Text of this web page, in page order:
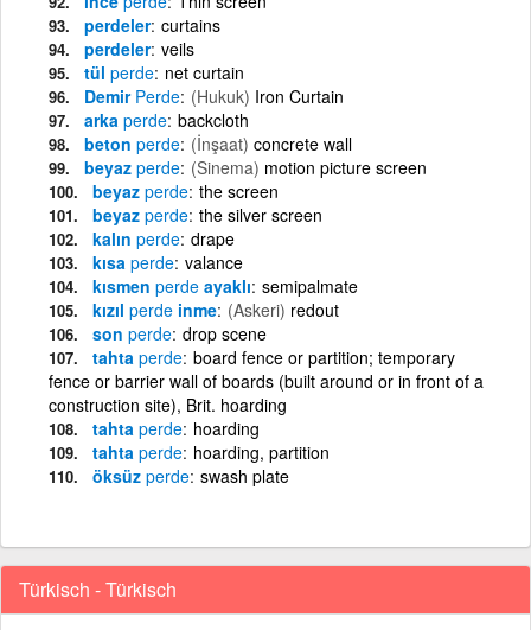
perdeler curtains
perdeler veils
tül perde net curtain
Demir Perde (Hukuk) Iron Curtain
arka perde backcloth
beton perde (İnşaat) concrete wall
beyaz perde (Sinema) motion picture screen
beyaz perde the screen
beyaz perde the silver screen
kalın perde drape
kısa perde valance
kısmen perde ayaklı semipalmate
kızıl perde inme (Askeri) redout
son perde drop scene
tahta perde board fence or partition; temporary
fence or barrier wall of boards (built around or in front of a
construction site), Brit. hoarding
tahta perde hoarding
tahta perde hoarding, partition
öksüz perde swash plate
Türkisch - Türkisch